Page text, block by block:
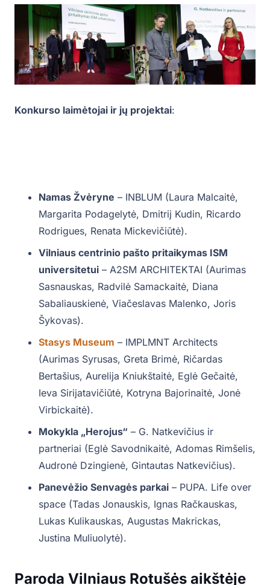
Konkurso laimėtojai ir jų projektai:
Namas Žvėryne – INBLUM (Laura Malcaitė,
Margarita Podagelytė, Dmitrij Kudin, Ricardo
Rodrigues, Renata Mickevičiūtė).
Vilniaus centrinio pašto pritaikymas ISM
universitetui – A2SM ARCHITEKTAI (Aurimas
Sasnauskas, Radvilė Samackaitė, Diana
Sabaliauskienė, Viačeslavas Malenko, Joris
Šykovas).
Stasys Museum – IMPLMNT Architects
(Aurimas Syrusas, Greta Brimė, Ričardas
Bertašius, Aurelija Kniukštaitė, Eglė Gečaitė,
Ieva Sirijatavičiūtė, Kotryna Bajorinaitė, Jonė
Virbickaitė).
Mokykla „Herojus“ – G. Natkevičius ir
partneriai (Eglė Savodnikaitė, Adomas Rimšelis,
Audronė Dzingienė, Gintautas Natkevičius).
Panevėžio Senvagės parkai – PUPA. Life over
space (Tadas Jonauskis, Ignas Račkauskas,
Lukas Kulikauskas, Augustas Makrickas,
Justina Muliuolytė).
Paroda Vilniaus Rotušės aikštėje